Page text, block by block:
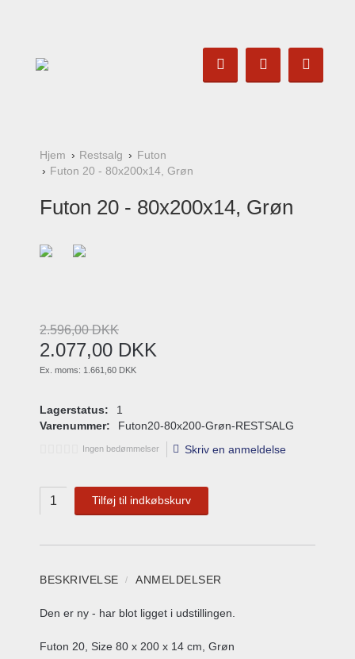
Hjem Restsalg
Futon
Futon 20 - 80x200x14, Grøn
Futon 20 - 80x200x14, Grøn
2.596,00DKK
2.077,00 DKK
Ex. moms: 1.661,60 DKK
Lagerstatus:
1
Varenummer:
Futon20-80x200-Grøn-RESTSALG
Ingen bedømmelser Skriv en anmeldelse
Tilføj til indkøbskurv
BESKRIVELSE ANMELDELSER
Den er ny - har blot ligget i udstillingen.
Futon 20, Size 80 x 200 x 14 cm, Grøn